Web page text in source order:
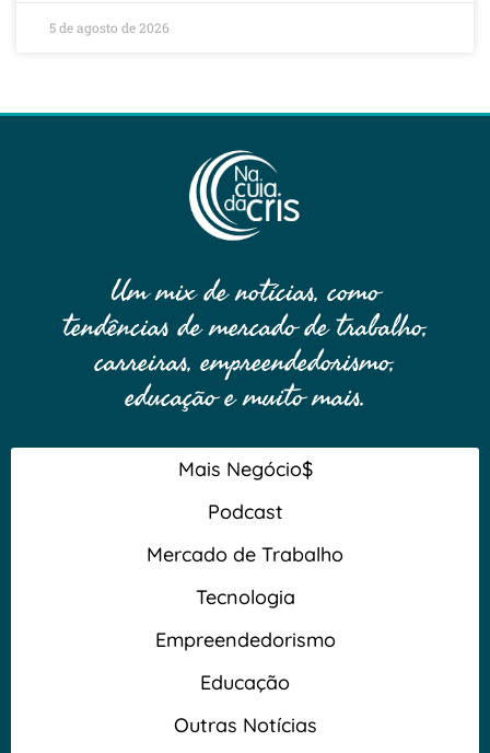
5 de agosto de 2026
Um mix de notícias, como
tendências de mercado de trabalho,
carreiras, empreendedorismo,
educação e muito mais.
Mais Negócio$
Podcast
Mercado de Trabalho
Tecnologia
Empreendedorismo
Educação
Outras Notícias